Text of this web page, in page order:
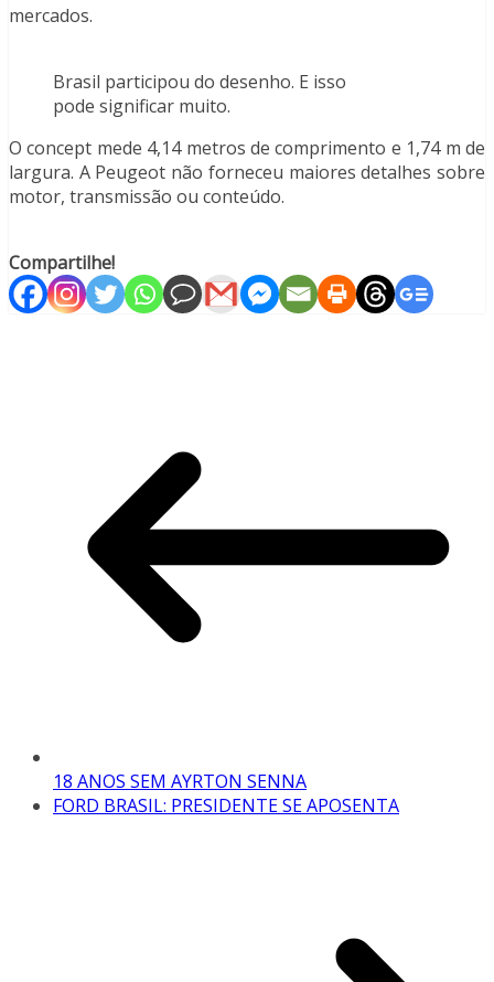
mercados.
Brasil participou do desenho. E isso
pode significar muito.
O concept mede 4,14 metros de comprimento e 1,74 m de
largura. A Peugeot não forneceu maiores detalhes sobre
motor, transmissão ou conteúdo.
for
sale
Compartilhe!
18 ANOS SEM AYRTON SENNA
FORD BRASIL: PRESIDENTE SE APOSENTA